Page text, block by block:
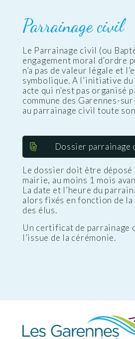
Parrainage civil
Le Parrainage civil (ou
engagement moral d’ordre
n’a pas de valeur légale et
symbolique. A l’initiative du
acte qui n’est pas organisé
commune des Garennes-
au parrainage civil toute
Dossier parrainage
Le dossier doit être déposé
mairie, au moins 1 mois
La date et l’heure du
alors fixés en fonction de
des élus.
Un certificat de parrainage
l’issue de la cérémonie.